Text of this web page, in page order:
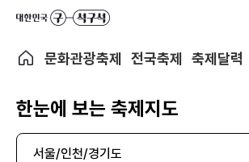
문화관광축제 전국축제 축제달력
한눈에 보는 축제지도
서울/인천/경기도